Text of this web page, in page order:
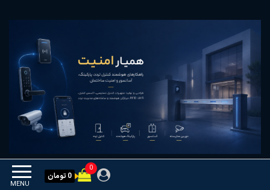
همیار امنیت
MENU
0
0 تومان